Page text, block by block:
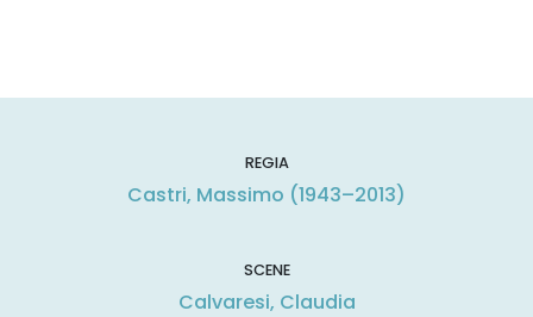
REGIA
Castri, Massimo (1943–2013)
SCENE
Calvaresi, Claudia